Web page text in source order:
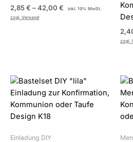
2,85€ –42,00 €
inkl. 19% MwSt.
zzgl. Versand
zzgl.
Einladung DIY
Preisspanne:
bis
84,00 €